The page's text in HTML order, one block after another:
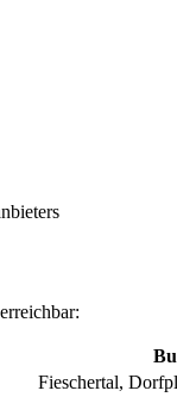
Fieschertal,